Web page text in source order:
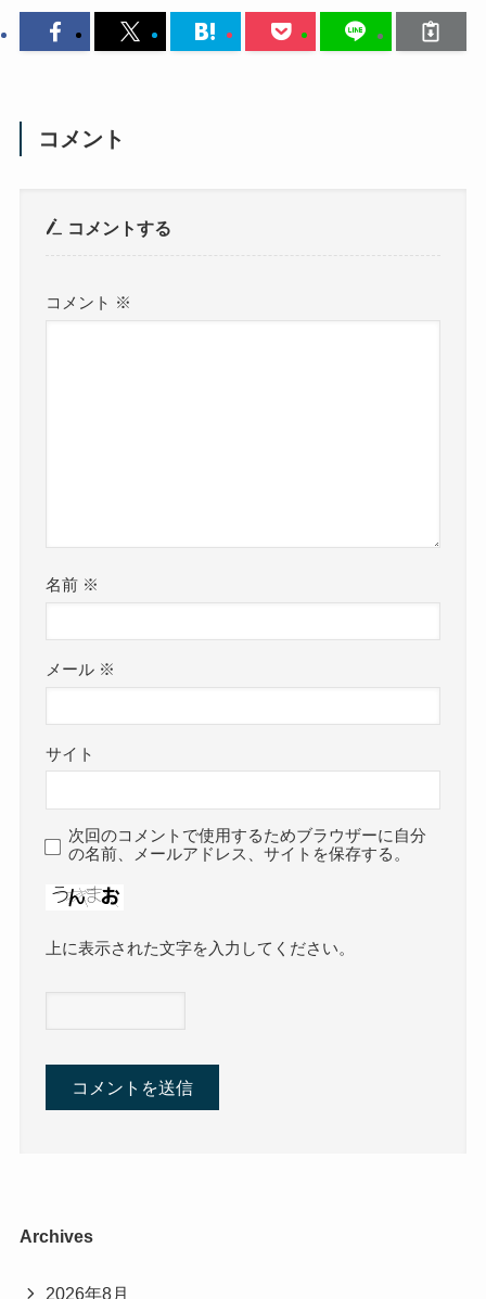
コメント
コメントする
コメント ※
名前 ※
メール ※
サイト
次回のコメントで使用するためブラウザーに自分
の名前、メールアドレス、サイトを保存する。
上に表示された文字を入力してください。
Archives
2026年8月